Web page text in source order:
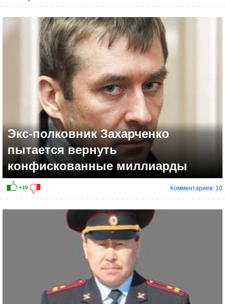
Экс-полковник Захарченко
пытается вернуть
конфискованные миллиарды
Комментариев: 10